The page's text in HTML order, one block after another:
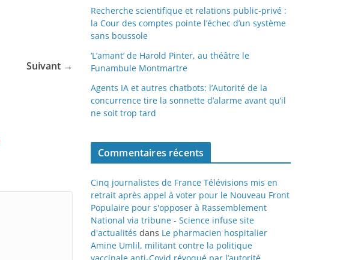
Suivant →
Recherche scientifique et relations public-privé :
la Cour des comptes pointe l’échec d’un système
sans boussole
‘L’amant’ de Harold Pinter, au théâtre le
Funambule Montmartre
Agents IA et autres chatbots: l’Autorité de la
concurrence tire la sonnette d’alarme avant qu’il
ne soit trop tard
Commentaires récents
Cinq journalistes de France Télévisions mis en
retrait après appel à voter pour le Nouveau Front
Populaire pour s'opposer à Rassemblement
National via tribune - Science infuse site
d'actualités dans Le pharmacien hospitalier
Amine Umlil, militant contre la politique
vaccinale anti-Covid révoqué par l’autorité